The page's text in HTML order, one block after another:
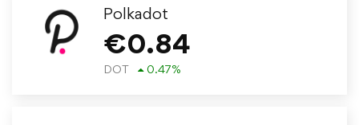
Polkadot
€0.84
DOT 0.47%